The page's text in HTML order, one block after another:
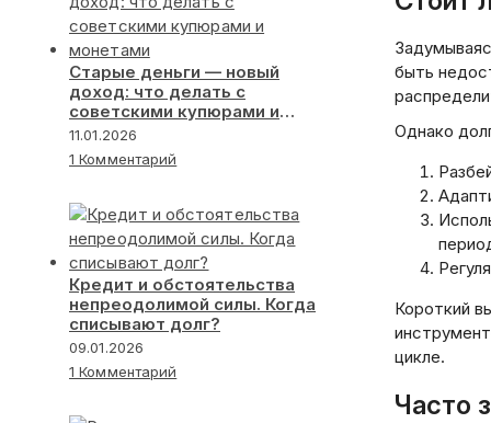
быть
Однако
Короткий
цикле.
Часто
Старые деньги — новый
доход: что делать с
советскими купюрами и
монетами
11.01.2026
1 Комментарий
Кредит и обстоятельства
непреодолимой силы. Когда
списывают долг?
09.01.2026
1 Комментарий